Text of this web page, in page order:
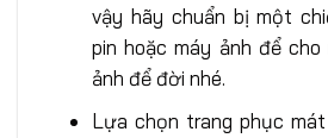
vậy hãy chuẩn bị một
pin hoặc máy ảnh để
ảnh để đời nhé.
Lựa chọn trang phục